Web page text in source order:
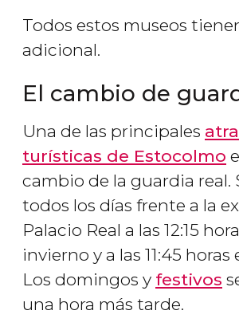
Todos estos museos
adicional.
El cambio de
Una de las principales
turísticas de Estocolmo
cambio de la guardia real.
todos los días frente a la
Palacio Real a las 12:15
invierno y a las 11:45 horas
Los domingos y festivos
una hora más tarde.